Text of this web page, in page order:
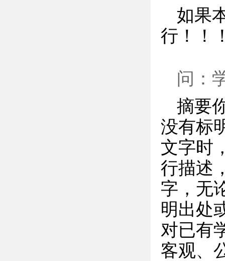
如果
行！！
问：
摘要
没有标
文字时
行描述
字，无
明出处
对已有
客观、